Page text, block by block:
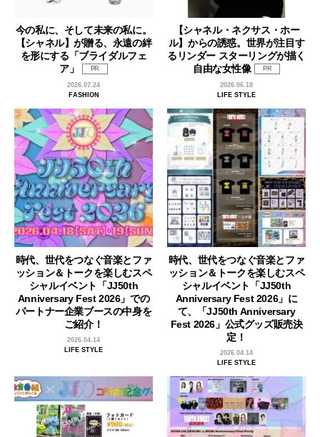
今の私に、そして未来の私に。
【シャネル】が贈る、永遠の絆
を形にする「ブライダルフェ
ア」
PR
2026.07.24
FASHION
【シャネル・ネクサス・ホー
ル】からの誘惑。世界が注目す
るリンダー スターリングが描く
自由な女性像
PR
2026.06.18
LIFE STYLE
時代、世代をつなぐ音楽とファ
ッション＆トークを楽しむスペ
シャルイベント「JJ50th
Anniversary Fest 2026」での
パートナー企業ブースの中身を
ご紹介！
2026.04.14
LIFE STYLE
時代、世代をつなぐ音楽とファ
ッション＆トークを楽しむスペ
シャルイベント「JJ50th
Anniversary Fest 2026」に
て、「JJ50th Anniversary
Fest 2026」公式グッズ販売決
定！
2026.04.14
LIFE STYLE